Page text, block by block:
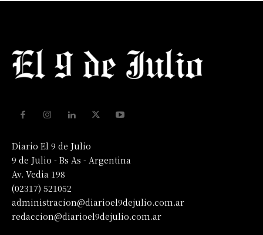
Diario El 9 de Julio
9 de Julio - Bs As - Argentina
Av. Vedia 198
(02317) 521052
administracion@diarioel9dejulio.com.ar
redaccion@diarioel9dejulio.com.ar